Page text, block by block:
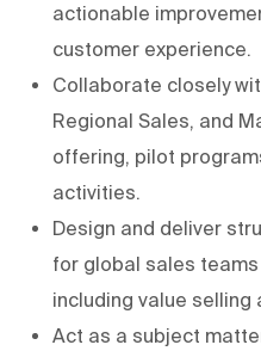
actionable
customer experience.
Collaborate closely
Regional Sales, and
offering, pilot
activities.
Design and deliver
for global sales teams
including value selling
Act as a subject